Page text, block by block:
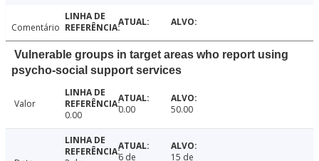
Comentário
Vulnerable groups in target areas who report using
psycho-social support services
Valor
0.00
0.00 50.00
6 de
15 de